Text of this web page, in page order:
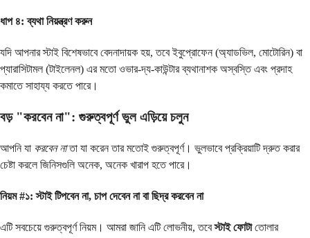
ধাপ ৪: ব্যথা নিয়ন্ত্রণ করুন
যদি আপনার স্টাই বিশেষভাবে বেদনাদায়ক হয়, তবে ইবুপ্রোফেন (অ্যাডভিল, মোটোরিন) বা
প্যারাসিটামল (টাইলেনল) এর মতো ওভার-দ্য-কাউন্টার ব্যথানাশক অস্বস্তি এবং প্রদাহ
কমাতে সাহায্য করতে পারে।
বড় "করবেন না": গুরুত্বপূর্ণ ভুল এড়িয়ে চলুন
আপনি যা করবেন নাতা যা করেন তার মতোই গুরুত্বপূর্ণ। ভুলভাবে প্রক্রিয়াটি দ্রুত করার
চেষ্টা করলে জিনিসগুলি অনেক, অনেক খারাপ হতে পারে।
নিয়ম #১: স্টাই টিপবেন না, চাপ দেবেন না বা ছিদ্র করবেন না
এটি সবচেয়ে গুরুত্বপূর্ণ নিয়ম। আমরা জানি এটি লোভনীয়, তবেস্টাই ফোটাতোলার